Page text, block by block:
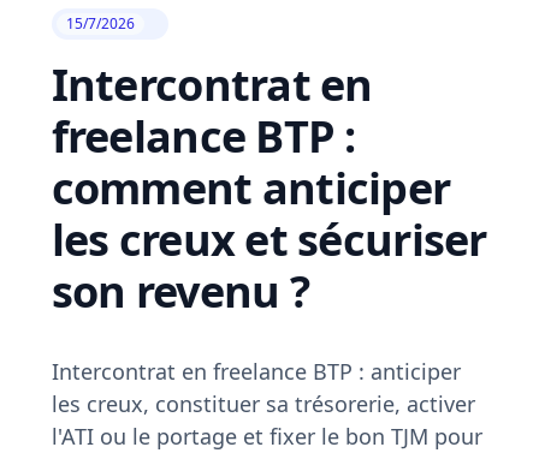
15/7/2026
Intercontrat en
freelance BTP :
comment anticiper
les creux et sécuriser
son revenu ?
Intercontrat en freelance BTP : anticiper
les creux, constituer sa trésorerie, activer
l'ATI ou le portage et fixer le bon TJM pour